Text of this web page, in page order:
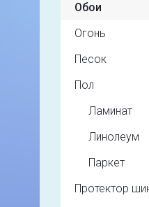
Обои
Огонь
Песок
Пол
Ламинат
Линолеум
Паркет
Протектор